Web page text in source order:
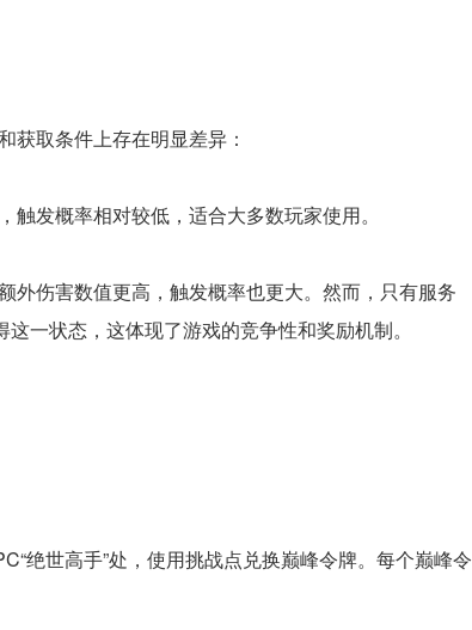
获取条件上存在明显差异：
发概率相对较低，适合大多数玩家使用。
外伤害数值更高，触发概率也更大。然而，只有服务
一状态，这体现了游戏的竞争性和奖励机制。
绝世高手”处，使用挑战点兑换巅峰令牌。每个巅峰令